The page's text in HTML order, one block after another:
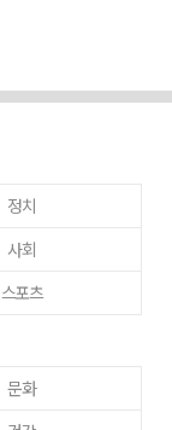
정치
사회
스포츠
문화